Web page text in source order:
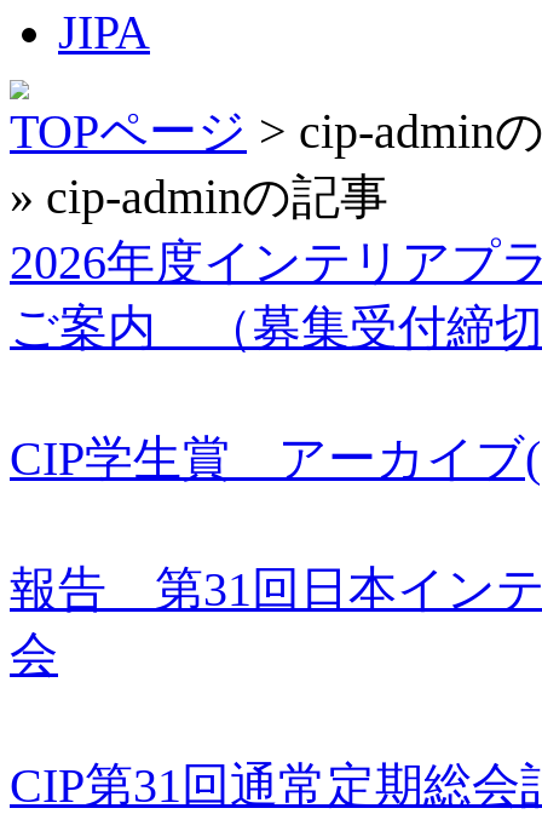
JIPA
TOPページ > cip-admin
» cip-adminの記事
2026年度インテリア
ご案内 （募集受付締
CIP学生賞 アーカイブ
報告 第31回日本イン
会
CIP第31回通常定期総